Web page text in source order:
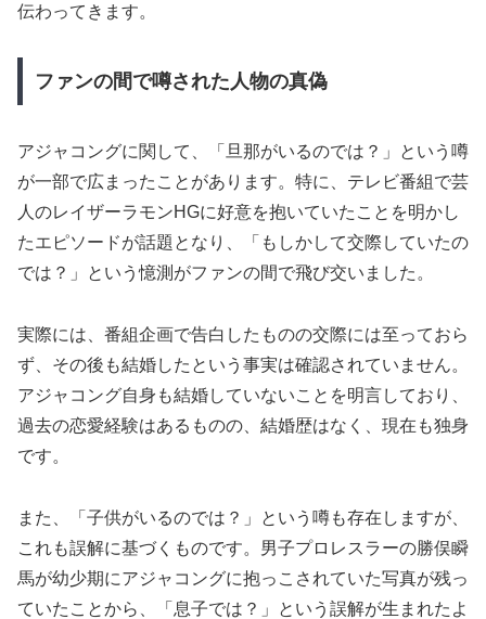
伝わってきます。
ファンの間で噂された人物の真偽
アジャコングに関して、「旦那がいるのでは？」という噂
が一部で広まったことがあります。特に、テレビ番組で芸
人のレイザーラモンHGに好意を抱いていたことを明かし
たエピソードが話題となり、「もしかして交際していたの
では？」という憶測がファンの間で飛び交いました。
実際には、番組企画で告白したものの交際には至っておら
ず、その後も結婚したという事実は確認されていません。
アジャコング自身も結婚していないことを明言しており、
過去の恋愛経験はあるものの、結婚歴はなく、現在も独身
です。
また、「子供がいるのでは？」という噂も存在しますが、
これも誤解に基づくものです。男子プロレスラーの勝俣瞬
馬が幼少期にアジャコングに抱っこされていた写真が残っ
ていたことから、「息子では？」という誤解が生まれたよ